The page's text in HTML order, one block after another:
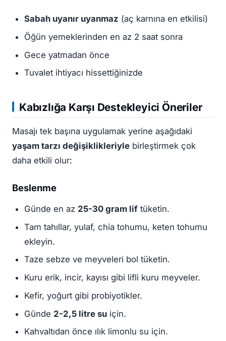
Sabah uyanır uyanmaz (aç karnına en etkilisi)
Öğün yemeklerinden en az 2 saat sonra
Gece yatmadan önce
Tuvalet ihtiyacı hissettiğinizde
Kabızlığa Karşı Destekleyici Öneriler
Masajı tek başına uygulamak yerine aşağıdaki
yaşam tarzı değişiklikleriyle birleştirmek çok
daha etkili olur:
Beslenme
Günde en az 25-30 gram liftüketin.
Tam tahıllar, yulaf, chia tohumu, keten tohumu
ekleyin.
Taze sebze ve meyveleri bol tüketin.
Kuru erik, incir, kayısı gibi lifli kuru meyveler.
Kefir, yoğurt gibi probiyotikler.
Günde 2-2,5 litre suiçin.
Kahvaltıdan önce ılık limonlu su için.